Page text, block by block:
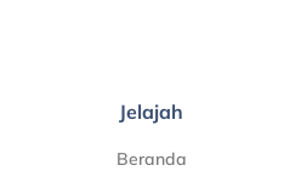
Jelajah
Beranda